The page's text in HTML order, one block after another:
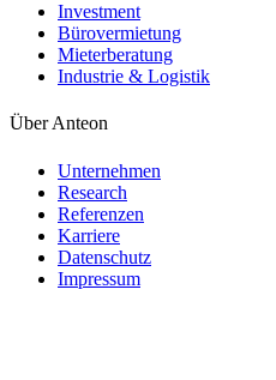
Investment
Bürovermietung
Mieterberatung
Industrie & Logistik
Über Anteon
Unternehmen
Research
Referenzen
Karriere
Datenschutz
Impressum